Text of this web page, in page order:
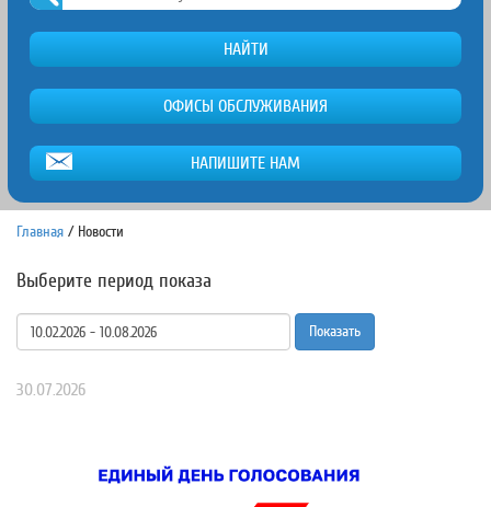
НАЙТИ
ОФИСЫ ОБСЛУЖИВАНИЯ
НАПИШИТЕ НАМ
Главная / Новости
Выберите период показа
Показать
30.07.2026